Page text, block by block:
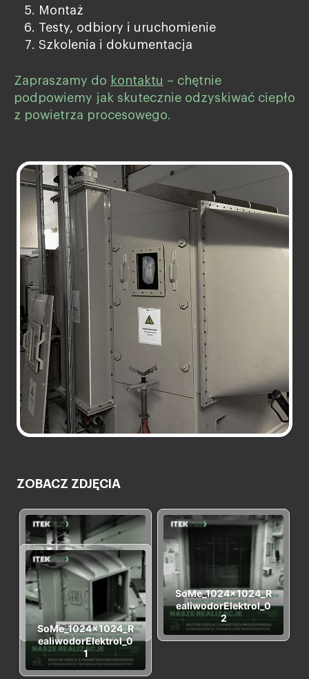
Montaż
Testy, odbiory i uruchomienie
Szkolenia i dokumentacja
Zapraszamy do kontaktu – chętnie
podpowiemy jak skutecznie odzyskiwać ciepło
z powietrza procesowego.
ZOBACZ ZDJĘCIA
SoMe_1024x1024_R
ealiwodorElektrol_0
SoMe_1024x1024_R
ealiwodorElektrol_0
2
SoMe_1024x1024_R
ealiwodorElektrol_0
1